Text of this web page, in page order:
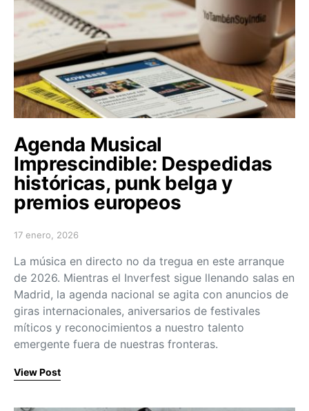
Agenda Musical
Imprescindible: Despedidas
históricas, punk belga y
premios europeos
Posted on
17 enero, 2026
La música en directo no da tregua en este arranque
de 2026. Mientras el Inverfest sigue llenando salas en
Madrid, la agenda nacional se agita con anuncios de
giras internacionales, aniversarios de festivales
míticos y reconocimientos a nuestro talento
emergente fuera de nuestras fronteras.
View Post